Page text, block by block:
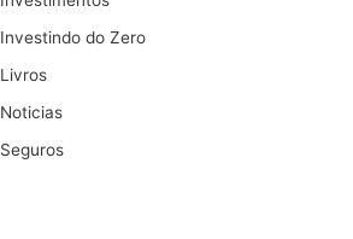
Investindo do Zero
Livros
Noticias
Seguros